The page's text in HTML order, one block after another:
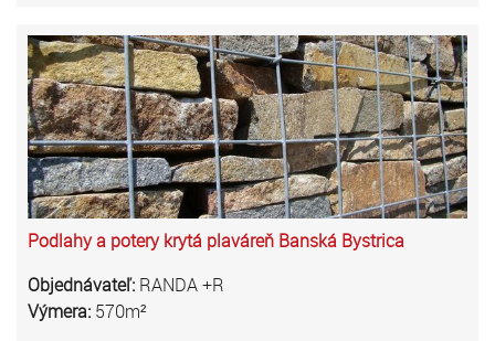
Podlahy a potery krytá plaváreň Banská Bystrica
Objednávateľ: RANDA +R
Výmera: 570m²